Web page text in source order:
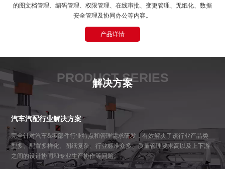
的图文档管理、编码管理、权限管理、在线审批、变更管理、无纸化、数据
安全管理及协同办公等内容。
产品详情
PRODUCT SERIES
解决方案
汽车汽配行业解决方案
完全针对汽车&零部件行业特点和管理需求研发，有效解决了该行业产品类
型多、配置多样化、图纸复杂、行业标准众多、质量管理要求高以及上下游
之间的设计协同和专业生产协作等问题。